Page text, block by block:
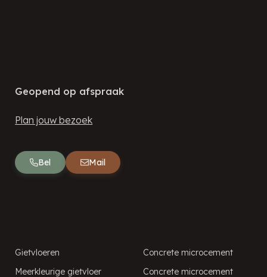
Geopend op afspraak
Plan jouw bezoek
Bel Mail
Gietvloeren
Meerkleurige gietvloer
Concrete microcement
Concrete microcement